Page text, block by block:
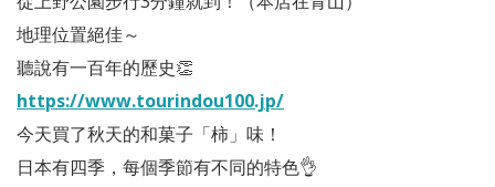
地理位置絕佳～
聽說有一百年的歷史👏
https://www.tourindou100.jp/
今天買了秋天的和菓子「柿」味！
日本有四季，每個季節有不同的特色👌